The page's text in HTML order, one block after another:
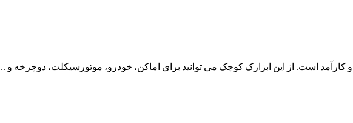
کارآمد است. از این ابزارک کوچک می توانید برای اماکن، خودرو، موتورسیکلت، دوچرخه و ...